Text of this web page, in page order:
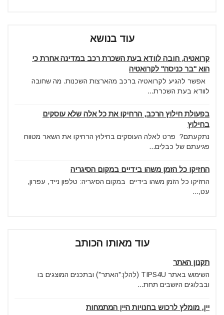
עוד בנושא
קרואטיה, חובה לוודא בעת השכרת רכב במדינה אחרת כי
הוא "בר כניסה" לקרואטיה
אפשר להגיע לקרואטיה ברכב מהארצות השכנות. מה שחובה
לוודא בעת השכרת...
בפעולת חילוץ הרכב, הרחיקו את כל אלה שלא עוסקים
בחילוץ
נתקעתם? פרט לאלה העוסקים בחילוץ הרחיקו את השאר מטווח
פגיעתם של כבלים...
החזיקו כל הזמן משהו בידיים במקום הסיגריה
החזיקו כל הזמן משהו בידיים במקום הסיגריה: טלפון נייד, עפרון,
עט,...
עוד מאותו הכותב
תקנון האתר
השימוש באתר TIPS4U (להלן:"האתר") ובתכנים המוצגים בו
ובבלוגים היושבים תחת...
יין, מומלץ לרכוש בחנויות היין המתמחות